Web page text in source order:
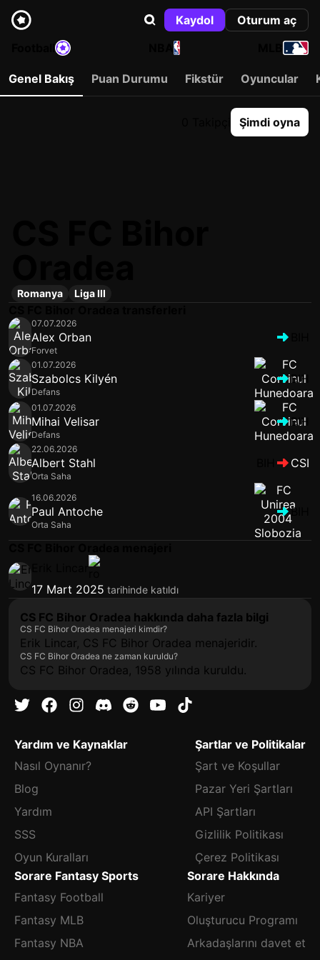
Kaydol
Oturum aç
NBA
Genel Bakış Puan Durumu Fikstür Oyuncular
Şimdi oyna
Romanya Liga III
07.07.2026
Alex Orban
Forvet
01.07.2026
Szabolcs Kilyén
Defans
BIH
01.07.2026
Mihai Velisar
Defans
BIH
22.06.2026
Albert Stahl
Orta Saha
CSI
16.06.2026
Paul Antoche
Orta Saha
BIH
17 Mart 2025 tarihinde katıldı
CS FC Bihor Oradea hakkında daha fazla bilgi
CS FC Bihor Oradea menajeri kimdir?
Erik Lincar, CS FC Bihor Oradea menajeridir.
CS FC Bihor Oradea ne zaman kuruldu?
CS FC Bihor Oradea, 1958 yılında kuruldu.
Yardım ve Kaynaklar
Nasıl Oynanır?
Blog
Yardım
SSS
Oyun Kuralları
Şartlar ve Politikalar
Şart ve Koşullar
Pazar Yeri Şartları
API Şartları
Gizlilik Politikası
Çerez Politikası
Sorare Fantasy Sports
Fantasy Football
Fantasy MLB
Fantasy NBA
Sorare Hakkında
Kariyer
Oluşturucu Programı
Arkadaşlarını davet et